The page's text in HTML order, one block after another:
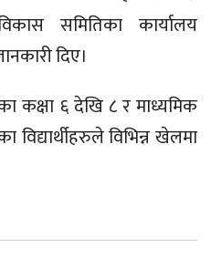
समितिका कार्यालय
दिए।
कक्षा ६ देखि ८ र माध्यमिक
विभिन्न खेलमा